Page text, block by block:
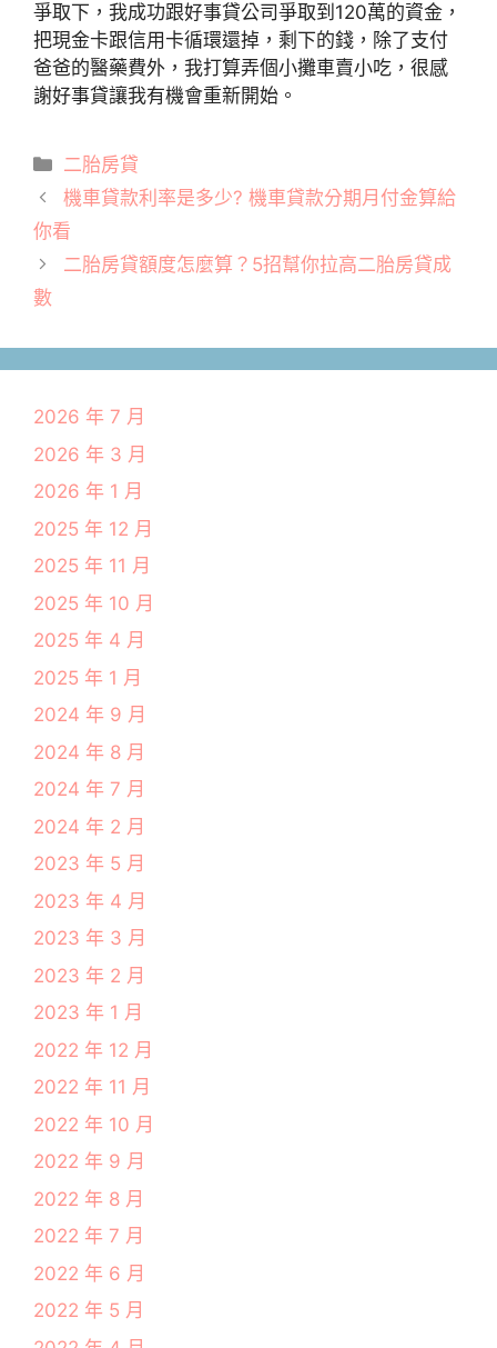
爭取下，我成功跟好事貸公司爭取到120萬的資金，
把現金卡跟信用卡循環還掉，剩下的錢，除了支付
爸爸的醫藥費外，我打算弄個小攤車賣小吃，很感
謝好事貸讓我有機會重新開始。
分
類
二胎房貸
機車貸款利率是多少? 機車貸款分期月付金算給
你看
二胎房貸額度怎麼算？5招幫你拉高二胎房貸成
數
2026 年 7 月
2026 年 3 月
2026 年 1 月
2025 年 12 月
2025 年 11 月
2025 年 10 月
2025 年 4 月
2025 年 1 月
2024 年 9 月
2024 年 8 月
2024 年 7 月
2024 年 2 月
2023 年 5 月
2023 年 4 月
2023 年 3 月
2023 年 2 月
2023 年 1 月
2022 年 12 月
2022 年 11 月
2022 年 10 月
2022 年 9 月
2022 年 8 月
2022 年 7 月
2022 年 6 月
2022 年 5 月